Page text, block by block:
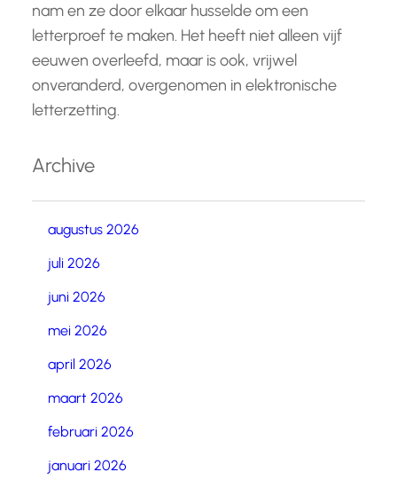
nam en ze door elkaar husselde om een
letterproef te maken. Het heeft niet alleen vijf
eeuwen overleefd, maar is ook, vrijwel
onveranderd, overgenomen in elektronische
letterzetting.
Archive
augustus 2026
juli 2026
juni 2026
mei 2026
april 2026
maart 2026
februari 2026
januari 2026